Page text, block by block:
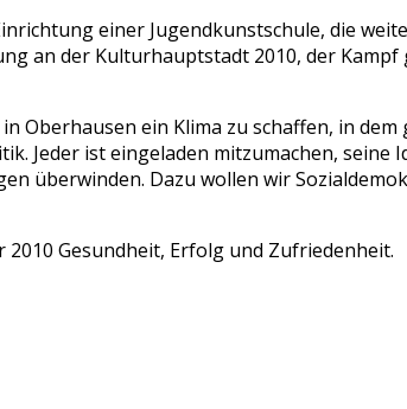
einer Jugendkunstschule, die
an der Kulturhauptstadt 2010, der
Oberhausen ein Klima zu schaffen, in
Jeder ist eingeladen mitzumachen,
überwinden. Dazu wollen wir
Gesundheit, Erfolg und Zufriedenheit.